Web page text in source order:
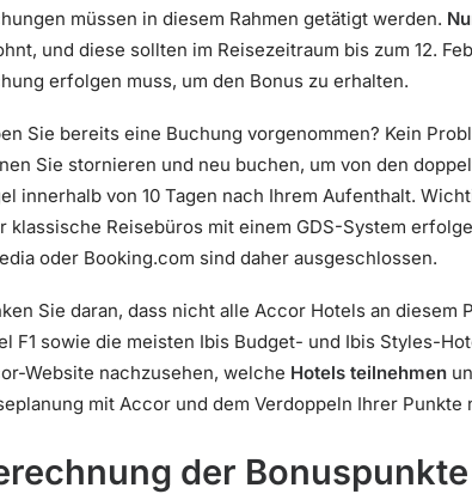
müssen in diesem Rahmen getätigt werden.
und diese sollten im Reisezeitraum bis zum 12.
erfolgen muss, um den Bonus zu erhalten.
Sie bereits eine Buchung vorgenommen? Kein
Sie stornieren und neu buchen, um von den
innerhalb von 10 Tagen nach Ihrem Aufenthalt.
klassische Reisebüros mit einem GDS-System
oder Booking.com sind daher ausgeschlossen.
Sie daran, dass nicht alle Accor Hotels an
F1 sowie die meisten Ibis Budget- und Ibis Styles-
Website nachzusehen, welche Hotels teilnehmen
mit Accor und dem Verdoppeln Ihrer Punkte
der Bonuspunkte